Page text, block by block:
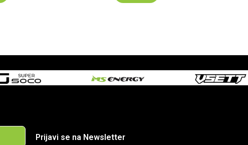
Prijavi se na Newsletter